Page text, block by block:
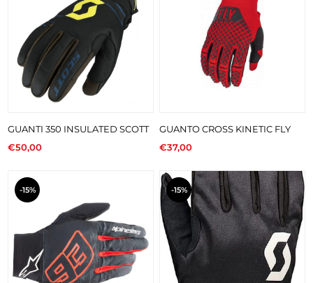
GUANTI 350 INSULATED SCOTT
€50,00
GUANTO CROSS KINETIC FLY
€37,00
-15% -15%